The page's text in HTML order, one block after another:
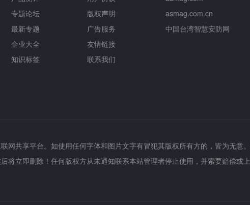
专题论坛
最新专题
企业大全
知识标签
版权声明
广告服务
友情链接
联系我们
asmag.com.cn
中国台湾智慧安防网
网共享平台。如使用任何字体和图片文字有冒犯其版权所有方的，皆为无意
将立即删除！任何版权方从未通知联系本站管理者停止使用，并索要赔偿或